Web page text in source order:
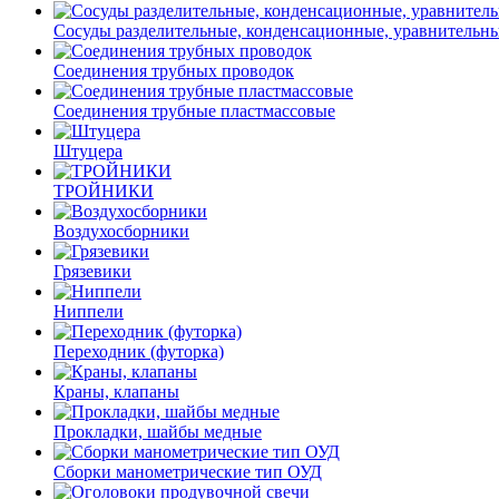
Сосуды разделительные, конденсационные,
Соединения трубных проводок
Соединения трубные пластмассовые
Штуцера
ТРОЙНИКИ
Воздухосборники
Грязевики
Ниппели
Переходник (футорка)
Краны, клапаны
Прокладки, шайбы медные
Сборки манометрические тип ОУД